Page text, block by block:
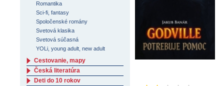
Romantika
Sci-fi, fantasy
Spoločenské romány
Svetová klasika
Svetová súčasná
YOLi, young adult, new adult
Cestovanie, mapy
Česká literatúra
Deti do 10 rokov